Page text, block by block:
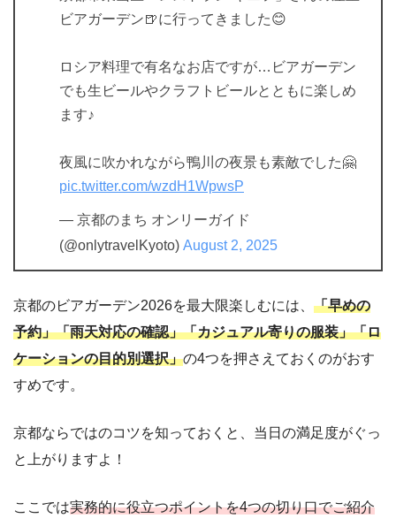
ビアガーデン🍺に行ってきました😊
ロシア料理で有名なお店ですが…ビアガーデン
でも生ビールやクラフトビールとともに楽しめ
ます♪
夜風に吹かれながら鴨川の夜景も素敵でした🤗
pic.twitter.com/wzdH1WpwsP
— 京都のまち オンリーガイド
(@onlytravelKyoto) August 2, 2025
京都のビアガーデン2026を最大限楽しむには、 「早めの
予約」「雨天対応の確認」「カジュアル寄りの服装」「ロ
ケーションの目的別選択」の4つを押さえておくのがおす
すめです。
京都ならではのコツを知っておくと、当日の満足度がぐっ
と上がりますよ！
ここでは実務的に役立つポイントを4つの切り口でご紹介